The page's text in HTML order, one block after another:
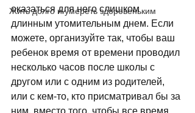
Жить долго и умереть здоровеньким
оказаться для него слишком
длинным утомительным днем. Если
можете, организуйте так, чтобы ваш
ребенок время от времени проводил
несколько часов после школы с
другом или с одним из родителей,
или с кем-то, кто присматривал бы за
ним, вместо того, чтобы все время